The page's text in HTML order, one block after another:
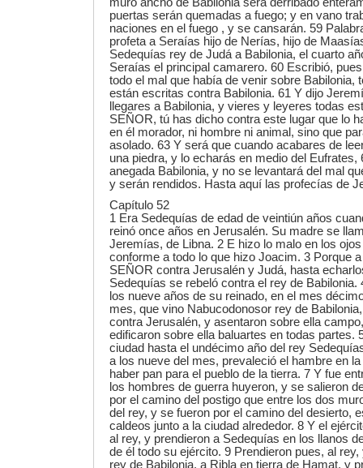
muro ancho de Babilonia será derribado
puertas serán quemadas a fuego; y en vano
naciones en el fuego , y se cansarán. 59
profeta a Seraías hijo de Nerías, hijo de
Sedequías rey de Judá a Babilonia, el cuarto
Seraías el principal camarero. 60 Escribió,
todo el mal que había de venir sobre Babilonia,
están escritas contra Babilonia. 61 Y dijo
llegares a Babilonia, y vieres y leyeres todas
SEÑOR, tú has dicho contra este lugar que lo
en él morador, ni hombre ni animal, sino que
asolado. 63 Y será que cuando acabares de
una piedra, y lo echarás en medio del Eufrates,
anegada Babilonia, y no se levantará del mal
y serán rendidos. Hasta aquí las profecías de
Capítulo 52
1 Era Sedequías de edad de veintiún años
reinó once años en Jerusalén. Su madre se
Jeremías, de Libna. 2 E hizo lo malo en los
conforme a todo lo que hizo Joacim. 3 Porque
SEÑOR contra Jerusalén y Judá, hasta
Sedequías se rebeló contra el rey de Babilonia.
los nueve años de su reinado, en el mes
mes, que vino Nabucodonosor rey de
contra Jerusalén, y asentaron sobre ella
edificaron sobre ella baluartes en todas partes.
ciudad hasta el undécimo año del rey
a los nueve del mes, prevaleció el hambre en
haber pan para el pueblo de la tierra. 7 Y fue
los hombres de guerra huyeron, y se salieron
por el camino del postigo que entre los dos
del rey, y se fueron por el camino del desierto,
caldeos junto a la ciudad alrededor. 8 Y el
al rey, y prendieron a Sedequías en los llanos
de él todo su ejército. 9 Prendieron pues, al
rey de Babilonia, a Ribla en tierra de Hamat, y